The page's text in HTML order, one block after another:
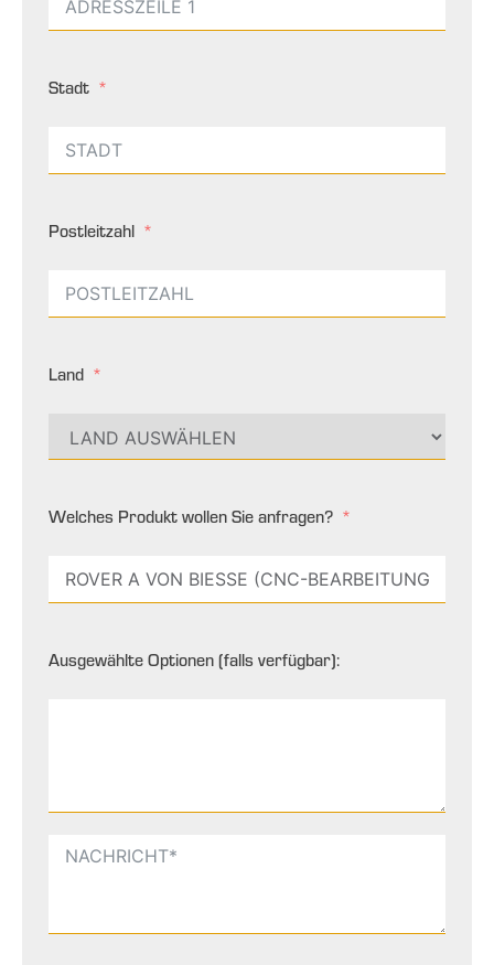
Stadt
Postleitzahl
Land
Welches Produkt wollen Sie anfragen?
Ausgewählte Optionen (falls verfügbar):